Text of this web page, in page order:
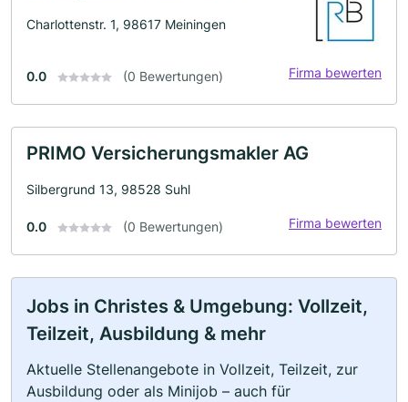
Charlottenstr. 1, 98617 Meiningen
0.0 (0 Bewertungen) Firma bewerten
PRIMO Versicherungsmakler AG
Silbergrund 13, 98528 Suhl
0.0 (0 Bewertungen) Firma bewerten
Jobs in Christes & Umgebung: Vollzeit,
Teilzeit, Ausbildung & mehr
Aktuelle Stellenangebote in Vollzeit, Teilzeit, zur
Ausbildung oder als Minijob – auch für